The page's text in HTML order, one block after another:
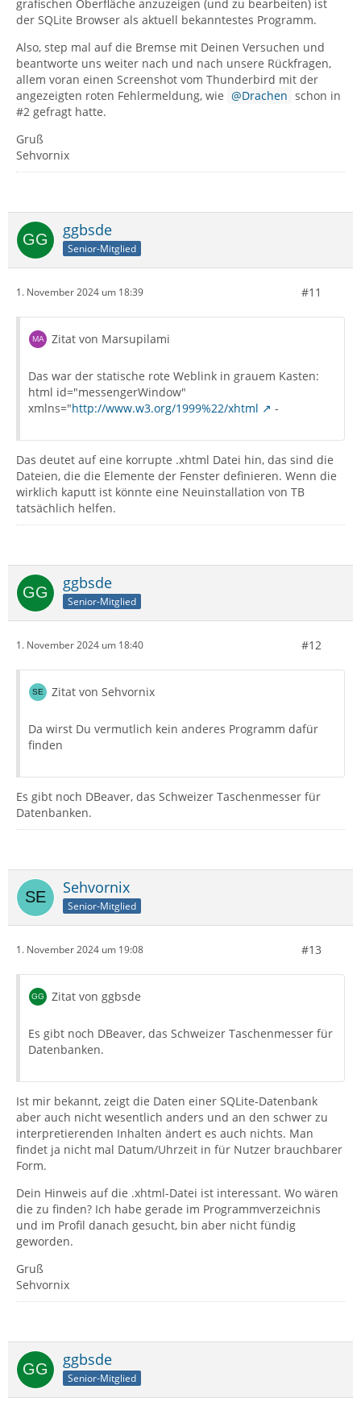
grafischen Oberfläche anzuzeigen (und zu bearbeiten) ist
der SQLite Browser als aktuell bekanntestes Programm.
Also, step mal auf die Bremse mit Deinen Versuchen und
beantworte uns weiter nach und nach unsere Rückfragen,
allem voran einen Screenshot vom Thunderbird mit der
angezeigten roten Fehlermeldung, wie
Drachen schon in
#2 gefragt hatte.
Gruß
Sehvornix
ggbsde
Senior-Mitglied
1. November 2024 um 18:39 #11
Zitat von Marsupilami
Das war der statische rote Weblink in grauem Kasten:
html id="messengerWindow"
xmlns="http://www.w3.org/1999%22/xhtml -
Das deutet auf eine korrupte .xhtml Datei hin, das sind die
Dateien, die die Elemente der Fenster definieren. Wenn die
wirklich kaputt ist könnte eine Neuinstallation von TB
tatsächlich helfen.
ggbsde
Senior-Mitglied
1. November 2024 um 18:40 #12
Zitat von Sehvornix
Da wirst Du vermutlich kein anderes Programm dafür
finden
Es gibt noch DBeaver, das Schweizer Taschenmesser für
Datenbanken.
Sehvornix
Senior-Mitglied
1. November 2024 um 19:08 #13
Zitat von ggbsde
Es gibt noch DBeaver, das Schweizer Taschenmesser für
Datenbanken.
Ist mir bekannt, zeigt die Daten einer SQLite-Datenbank
aber auch nicht wesentlich anders und an den schwer zu
interpretierenden Inhalten ändert es auch nichts. Man
findet ja nicht mal Datum/Uhrzeit in für Nutzer brauchbarer
Form.
Dein Hinweis auf die .xhtml-Datei ist interessant. Wo wären
die zu finden? Ich habe gerade im Programmverzeichnis
und im Profil danach gesucht, bin aber nicht fündig
geworden.
Gruß
Sehvornix
ggbsde
Senior-Mitglied